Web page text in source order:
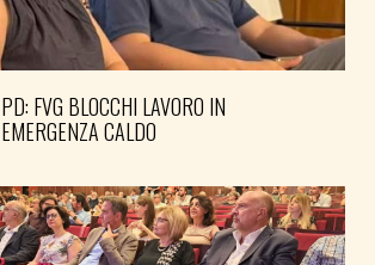
PD: FVG BLOCCHI LAVORO IN
EMERGENZA CALDO